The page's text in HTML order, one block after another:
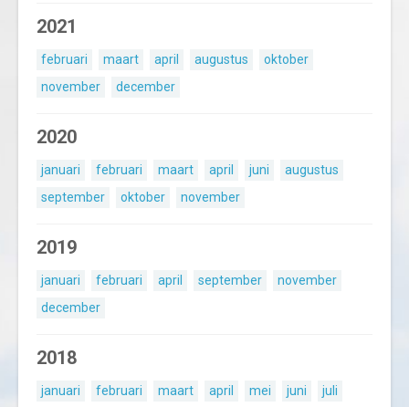
2021
februari maart april augustus
oktober
november
december
2020
januari februari maart april juni
augustus
september
oktober november
2019
januari februari april september
november
december
2018
januari februari maart april mei juni
juli